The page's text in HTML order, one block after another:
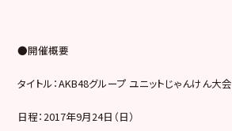
●開催概要
タイトル：AKB48グループ ユニットじゃんけん大会
日程：2017年9月24日（日）